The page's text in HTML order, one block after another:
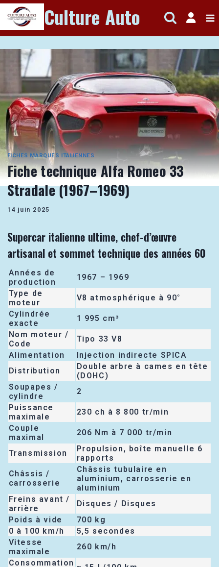
Aller
au
contenu
Culture Auto
FICHES MARQUES ITALIENNES
Fiche technique Alfa Romeo 33
Stradale (1967–1969)
14 juin 2025
Supercar italienne ultime, chef-d’œuvre
artisanal et sommet technique des années 60
Années de
production
1967 – 1969
Type de
moteur
V8 atmosphérique à 90°
Cylindrée
exacte
1 995 cm³
Nom moteur /
Code
Tipo 33 V8
Alimentation
Injection indirecte SPICA
Distribution
Double arbre à cames en tête
(DOHC)
Soupapes /
cylindre
2
Puissance
maximale
230 ch à 8 800 tr/min
Couple
maximal
206 Nm à 7 000 tr/min
Transmission
Propulsion, boîte manuelle 6
rapports
Châssis /
carrosserie
Châssis tubulaire en
aluminium, carrosserie en
aluminium
Freins avant /
arrière
Disques / Disques
Poids à vide
700 kg
0 à 100 km/h
5,5 secondes
Vitesse
maximale
260 km/h
Consommation